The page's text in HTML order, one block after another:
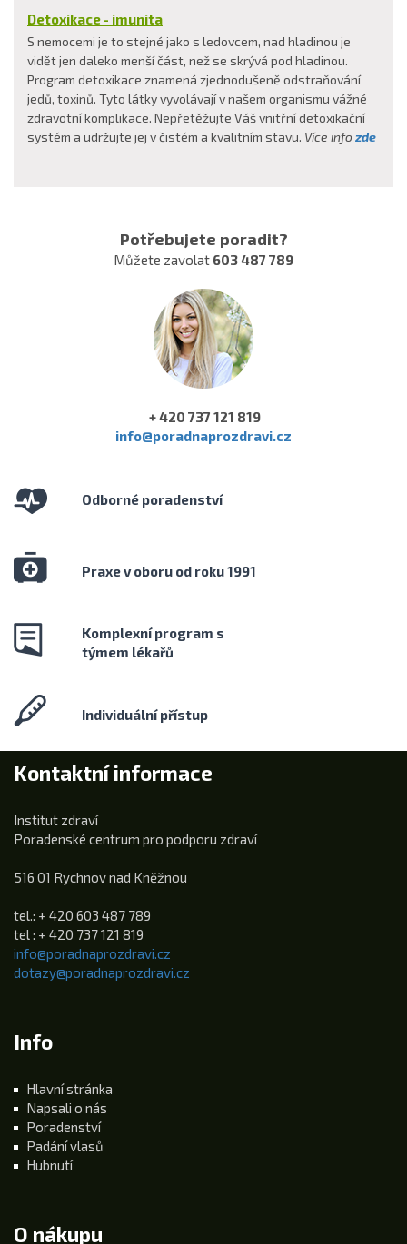
Detoxikace - imunita
S nemocemi je to stejné jako s ledovcem, nad hladinou je
vidět jen daleko menší část, než se skrývá pod hladinou.
Program detoxikace znamená zjednodušeně odstraňování
jedů, toxinů. Tyto látky vyvolávají v našem organismu vážné
zdravotní komplikace. Nepřetěžujte Váš vnitřní detoxikační
systém a udržujte jej v čistém a kvalitním stavu. Více info zde
Potřebujete poradit?
Můžete zavolat 603 487 789
+ 420 737 121 819
info@poradnaprozdravi.cz
Odborné poradenství
Praxe v oboru od roku 1991
Komplexní program s
týmem lékařů
Individuální přístup
Kontaktní informace
Institut zdraví
Poradenské centrum pro podporu zdraví
516 01 Rychnov nad Kněžnou
tel.: + 420 603 487 789
tel : + 420 737 121 819
info@poradnaprozdravi.cz
dotazy@poradnaprozdravi.cz
Info
Hlavní stránka
Napsali o nás
Poradenství
Padání vlasů
Hubnutí
O nákupu